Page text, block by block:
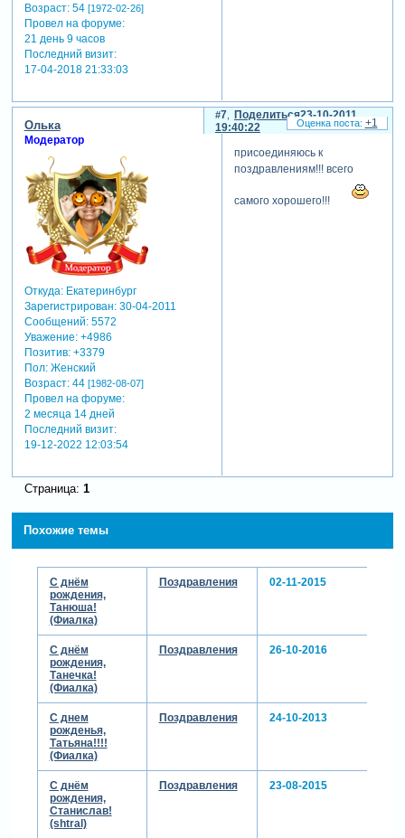
Возраст:54 [1972-02-26]
Провел на форуме:
21 день 9 часов
Последний визит:
17-04-2018 21:33:03
Поделиться
7
23-10-2011
19:40:22
Олька
Модератор
Откуда:Екатеринбург
Зарегистрирован: 30-04-2011
Сообщений:5572
Уважение: +4986
Позитив: +3379
Пол:Женский
Возраст:44 [1982-08-07]
Провел на форуме:
2 месяца 14 дней
Последний визит:
19-12-2022 12:03:54
присоединяюсь к
поздравлениям!!! всего
самого хорошего!!!
+1
Страница: 1
Похожие темы
С днём
рождения,
Танюша!
(Фиалка)
Поздравления 02-11-2015
С днём
рождения,
Танечка!
(Фиалка)
Поздравления 26-10-2016
С днем
рожденья,
Татьяна!!!!
(Фиалка)
Поздравления 24-10-2013
С днём
рождения,
Станислав!
(shtral)
Поздравления 23-08-2015